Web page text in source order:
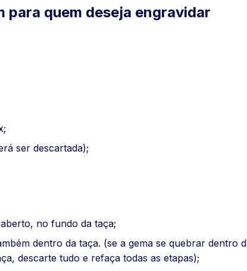
para quem deseja engravidar
ser descartada);
no fundo da taça;
dentro da taça. (se a gema se quebrar dentro
descarte tudo e refaça todas as etapas);